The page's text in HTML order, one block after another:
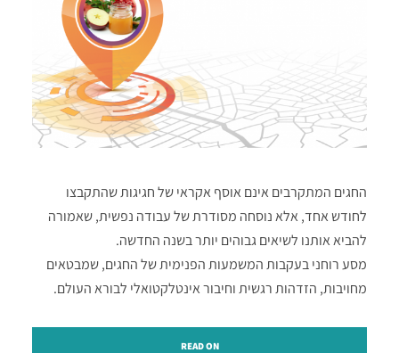
החגים המתקרבים אינם אוסף אקראי של חגיגות שהתקבצו
לחודש אחד, אלא נוסחה מסודרת של עבודה נפשית, שאמורה
להביא אותנו לשיאים גבוהים יותר בשנה החדשה.
מסע רוחני בעקבות המשמעות הפנימית של החגים, שמבטאים
מחויבות, הזדהות רגשית וחיבור אינטלקטואלי לבורא העולם.
READ ON